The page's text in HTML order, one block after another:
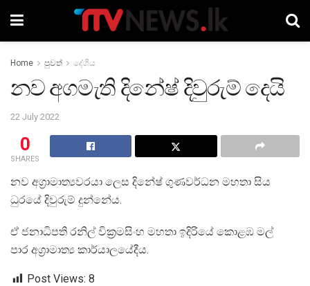
Home පුවත් දේශීය
නව අගමැති දිනේෂ් දිවුරුම් දෙයි
22 July 2022
0
SHARES
නව අග්‍රාමාත්‍යවරයා ලෙස දිනේෂ් ගුණවර්ධන මහතා සිය
ධුරයේ දිවුරුම් දුන්නේය.
ඒ ජනාධිපති රනිල් වික්‍රමසිංහ මහතා ඉදිරියේ කොළඹ මල්
පාර අග්‍රාමාත්‍ය කාර්යාලයේදීය.
Post Views: 8